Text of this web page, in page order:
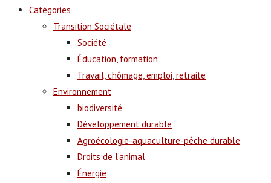
Catégories
Transition Sociétale
Société
Éducation, formation
Travail, chômage, emploi, retraite
Environnement
biodiversité
Développement durable
Agroécologie-aquaculture-pêche durable
Droits de l’animal
Énergie